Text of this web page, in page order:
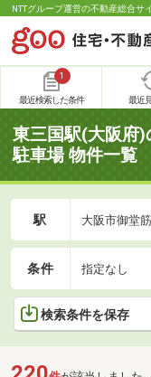
NTTグループ運営の不動産総合サ
1
最近検索した条件 最近
東三国駅(大阪府
駐車場 物件一覧
駅 大阪市御堂
条件 指定なし
検索条件を保存